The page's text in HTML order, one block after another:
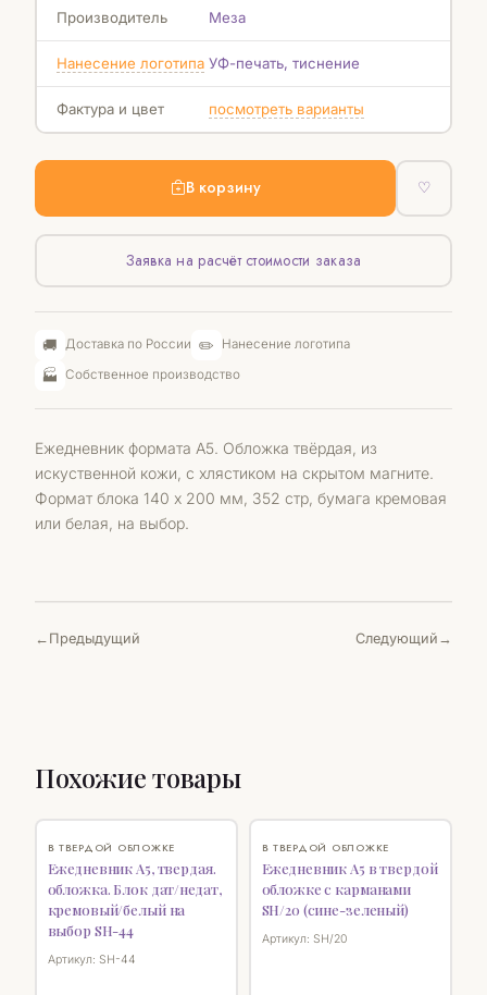
Производитель Меза
Нанесение логотипа УФ-печать, тиснение
Фактура и цвет посмотреть варианты
В корзину ♡
Заявка на расчёт стоимости заказа
🚚 Доставка по России ✏️ Нанесение логотипа
🏭 Собственное производство
Ежедневник формата А5. Обложка твёрдая, из
искуственной кожи, с хлястиком на скрытом магните.
Формат блока 140 х 200 мм, 352 стр, бумага кремовая
или белая, на выбор.
Предыдущий Следующий
Похожие товары
В ТВЕРДОЙ ОБЛОЖКЕ
Ежедневник А5, твердая.
обложка. Блок дат/недат,
кремовый/белый на
выбор SH-44
Артикул: SH-44
В ТВЕРДОЙ ОБЛОЖКЕ
Ежедневник А5 в твердой
обложке с карманами
SH/20 (сине-зеленый)
Артикул: SH/20